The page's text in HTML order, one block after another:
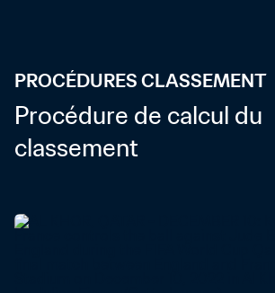
PROCÉDURES CLASSEMENT
Procédure de calcul du
classement